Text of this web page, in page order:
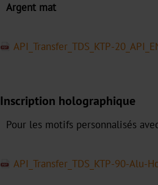
Argent mat
API_Transfer_TDS_KTP-
Inscription holographique
Pour les motifs personnalisés
API_Transfer_TDS_KTP-90-Alu-